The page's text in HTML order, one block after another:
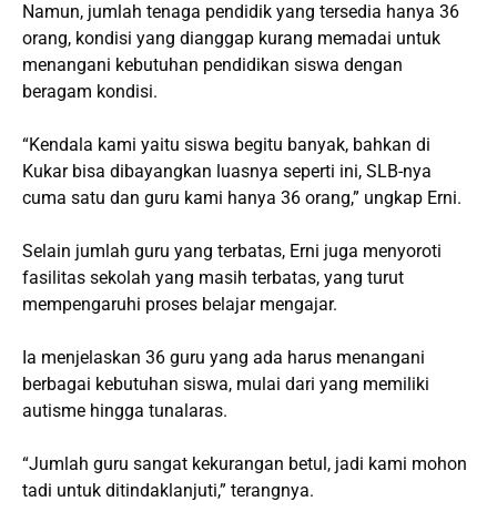
Namun, jumlah tenaga pendidik yang tersedia hanya 36
orang, kondisi yang dianggap kurang memadai untuk
menangani kebutuhan pendidikan siswa dengan
beragam kondisi.
“Kendala kami yaitu siswa begitu banyak, bahkan di
Kukar bisa dibayangkan luasnya seperti ini, SLB-nya
cuma satu dan guru kami hanya 36 orang,” ungkap Erni.
Selain jumlah guru yang terbatas, Erni juga menyoroti
fasilitas sekolah yang masih terbatas, yang turut
mempengaruhi proses belajar mengajar.
Ia menjelaskan 36 guru yang ada harus menangani
berbagai kebutuhan siswa, mulai dari yang memiliki
autisme hingga tunalaras.
“Jumlah guru sangat kekurangan betul, jadi kami mohon
tadi untuk ditindaklanjuti,” terangnya.